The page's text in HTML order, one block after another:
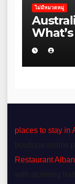
ไม่มีหมวดหมู่
Season
places to stay in
Restaurant